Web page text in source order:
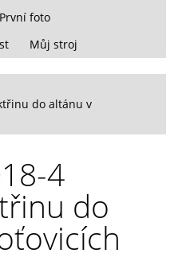
První foto
Můj stroj
do altánu v
4
do